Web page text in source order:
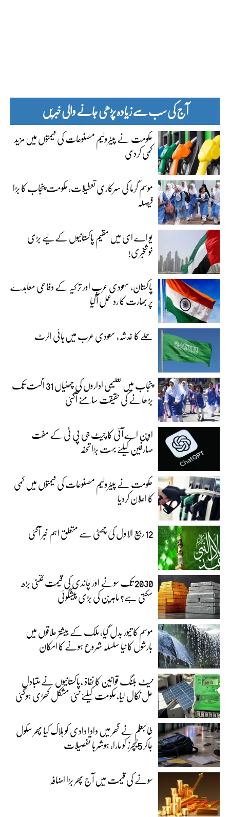
آج کی سب سے زیادہ پڑھی جانے والی خبریں
حکومت نے پیٹرولیم مصنوعات کی قیمتوں میں مزید
کمی کردی
موسم گرما کی سرکاری تعطیلات،حکومت پنجاب کا بڑا
فیصلہ
یو اے ای میں مقیم پاکستانیوں کے لیے بڑی
خوشخبری!
پاکستان، سعودی عرب اور ترکیہ کے دفاعی معاہدے
پر بھارت کا رد عمل آگیا
حملے کا خدشہ، سعودی عرب میں ہائی الرٹ
پنجاب میں تعلیمی اداروں کی چھٹیاں 31 اگست تک
بڑھانے کی حقیقت سامنے آگئی
اوپن اے آئی کا چیٹ جی پی ٹی کے مفت
صارفین کیلئے بہت بڑا تحفہ
حکومت نے پیٹرولیم مصنوعات کی قیمتوں میں کمی
کا اعلان کردیا
12 ربیع الاول کی چھٹی سے متعلق اہم خبر آگئی
2030 تک سونے اور چاندی کی قیمت کتنی بڑھ
سکتی ہے؟ ماہرین کی بڑی پیشگوئی
موسم کا تیور بدل گیا، ملک کے بیشتر علاقوں میں
بارشوں کا نیا سلسلہ شروع ہونے کا امکان
نیٹ بلنگ قوانین کا نفاذ ،پاکستانیوں نے متبادل
حل نکال لیا،حکومت کیلئے نئی مشکل کھڑی ہوگئی
طالبعلم نے گھر میں دادا دادی کو ہلاک کیا پھر سکول
جاکر 5ٹیچرز کو مارا، ہوشربا تفصیلات
سونے کی قیمت میں آج پھر بڑا اضافہ